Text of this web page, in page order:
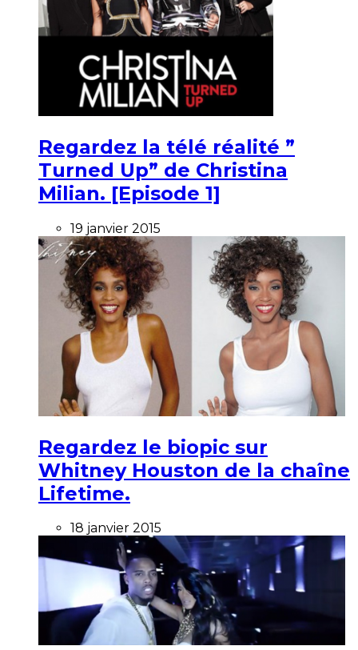
Regardez la télé réalité ”
Turned Up” de Christina
Milian. [Episode 1]
19 janvier 2015
Regardez le biopic sur
Whitney Houston de la chaîne
Lifetime.
18 janvier 2015